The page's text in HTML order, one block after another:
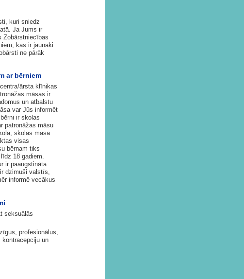
kuri sniedz
Ja Jums ir
Zobārstniecības
kas ir jaunāki
ne pārāk
ar bērniem
ārsta klīnikas
māsas ir
un atbalstu
var Jūs informēt
ir skolas
patronāžas māsu
skolas māsa
visas
bērnam tiks
18 gadiem.
ir paaugstināta
dzimuši valstīs,
informē vecākus
seksuālās
profesionālus,
un